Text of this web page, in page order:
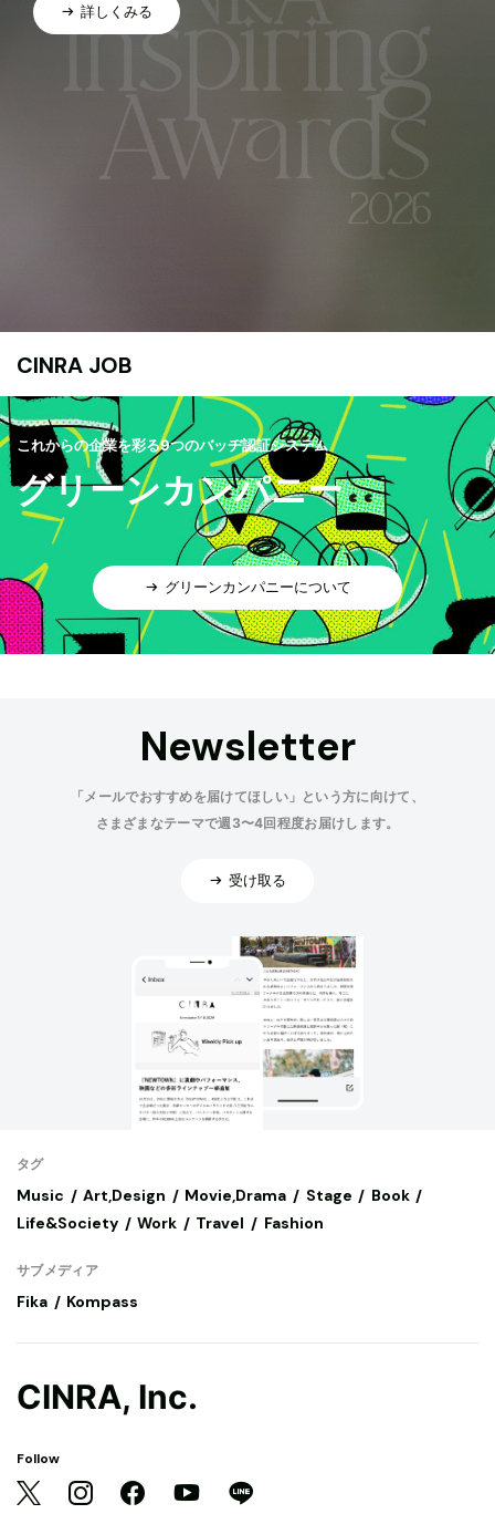
詳しくみる
CINRA JOB
これからの企業を彩る9つのバッヂ認証システム
グリーンカンパニー
グリーンカンパニーについて
Newsletter
「メールでおすすめを届けてほしい」という方に向けて、
さまざまなテーマで週3〜4回程度お届けします。
受け取る
タグ
Music Art,Design Movie,Drama Stage
Book
Life&Society
Work Travel Fashion
サブメディア
Fika Kompass
CINRA, Inc.
Follow